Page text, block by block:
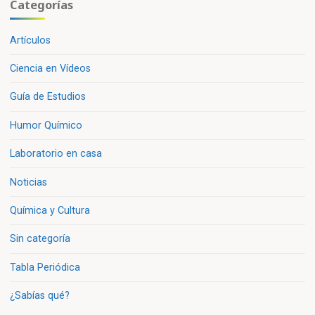
Categorías
Artículos
Ciencia en Vídeos
Guía de Estudios
Humor Químico
Laboratorio en casa
Noticias
Química y Cultura
Sin categoría
Tabla Periódica
¿Sabías qué?